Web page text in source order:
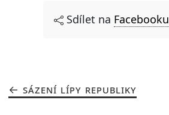
Sdílet na Facebooku
SÁZENÍ LÍPY REPUBLIKY